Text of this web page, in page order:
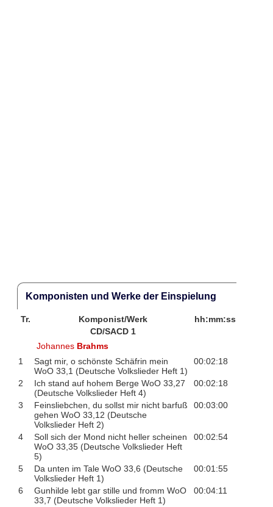
Komponisten und Werke der Einspielung
Tr. Komponist/Werk
hh:mm:ss
CD/SACD 1
Johannes Brahms
1
Sagt mir, o schönste Schäfrin mein
WoO 33,1 (Deutsche Volkslieder Heft 1)
00:02:18
2
Ich stand auf hohem Berge WoO 33,27
(Deutsche Volkslieder Heft 4)
00:02:18
3
Feinsliebchen, du sollst mir nicht barfuß
gehen WoO 33,12 (Deutsche
Volkslieder Heft 2)
00:03:00
4
Soll sich der Mond nicht heller scheinen
WoO 33,35 (Deutsche Volkslieder Heft
5)
00:02:54
5
Da unten im Tale WoO 33,6 (Deutsche
Volkslieder Heft 1)
00:01:55
6
Gunhilde lebt gar stille und fromm WoO
33,7 (Deutsche Volkslieder Heft 1)
00:04:11